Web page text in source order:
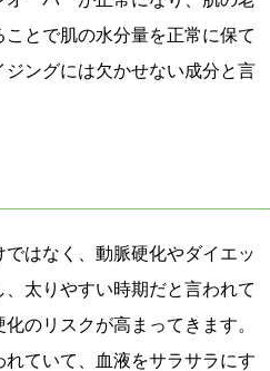
とで肌の水分量を正常に保て
ングには欠かせない成分と言
はなく、動脈硬化やダイエッ
太りやすい時期だと言われて
のリスクが高まってきます。
ていて、血液をサラサラにす